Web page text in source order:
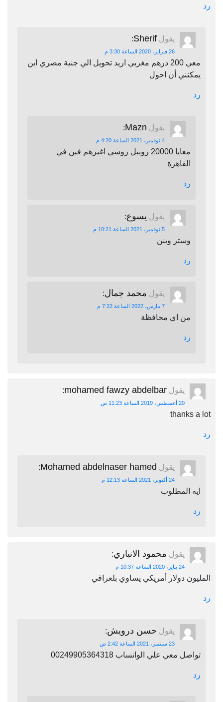
رد
يقول Sherif
:
26 فبراير، 2020 الساعة 3:30 م
معي 200 درهم مغربي اريد تحويل الي جنية مصري اين
يمكنني أن احول
رد
يقول Mazn
:
4 نوفمبر، 2021 الساعة 4:20 م
معايا 20000 روبيل روسي اغيرهم فين في
القاهرة
رد
يقول يسوع:
5 نوفمبر، 2021 الساعة 10:21 م
وستر وينن
رد
يقول محمد جمال:
7 مارس، 2022 الساعة 7:22 م
من اي محافظة
رد
يقول mohamed fawzy abdelbar
:
20 أغسطس، 2019 الساعة 11:23 ص
thanks a lot
رد
يقول Mohamed abdelnaser hamed
:
24 أكتوبر، 2021 الساعة 12:13 م
ايه المطلوب
رد
يقول محمود الانباري:
24 يناير، 2020 الساعة 10:37 م
المليون دولار أمريكي يساوي بلعراقي
رد
يقول حسن درويش:
23 سبتمبر، 2021 الساعة 2:42 ص
تواصل معي علي الواتساب 00249905364318
رد